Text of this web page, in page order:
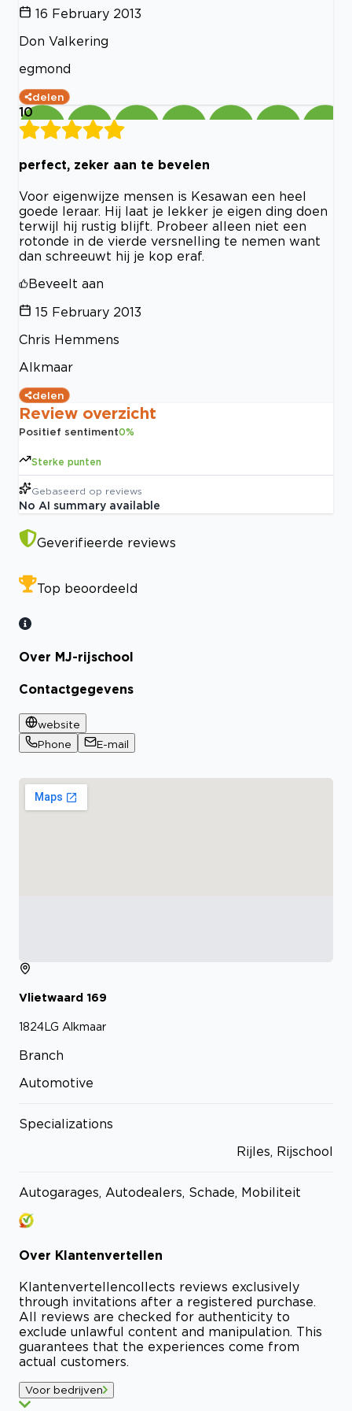
16 February 2013
Don Valkering
egmond
delen
10
perfect, zeker aan te bevelen
Voor eigenwijze mensen is Kesawan een heel
goede leraar. Hij laat je lekker je eigen ding doen
terwijl hij rustig blijft. Probeer alleen niet een
rotonde in de vierde versnelling te nemen want
dan schreeuwt hij je kop eraf.
Beveelt aan
15 February 2013
Chris Hemmens
Alkmaar
delen
Review overzicht
Positief sentiment0%
Sterke punten
Gebaseerd op reviews
No AI summary available
Geverifieerde reviews
Top beoordeeld
Over MJ-rijschool
Contactgegevens
website
Phone
E-mail
Vlietwaard 169
1824LG Alkmaar
Branch
Automotive
Specializations
Rijles, Rijschool
Autogarages, Autodealers, Schade, Mobiliteit
Over Klantenvertellen
Klantenvertellencollects reviews exclusively
through invitations after a registered purchase.
All reviews are checked for authenticity to
exclude unlawful content and manipulation. This
guarantees that the experiences come from
actual customers.
Voor bedrijven